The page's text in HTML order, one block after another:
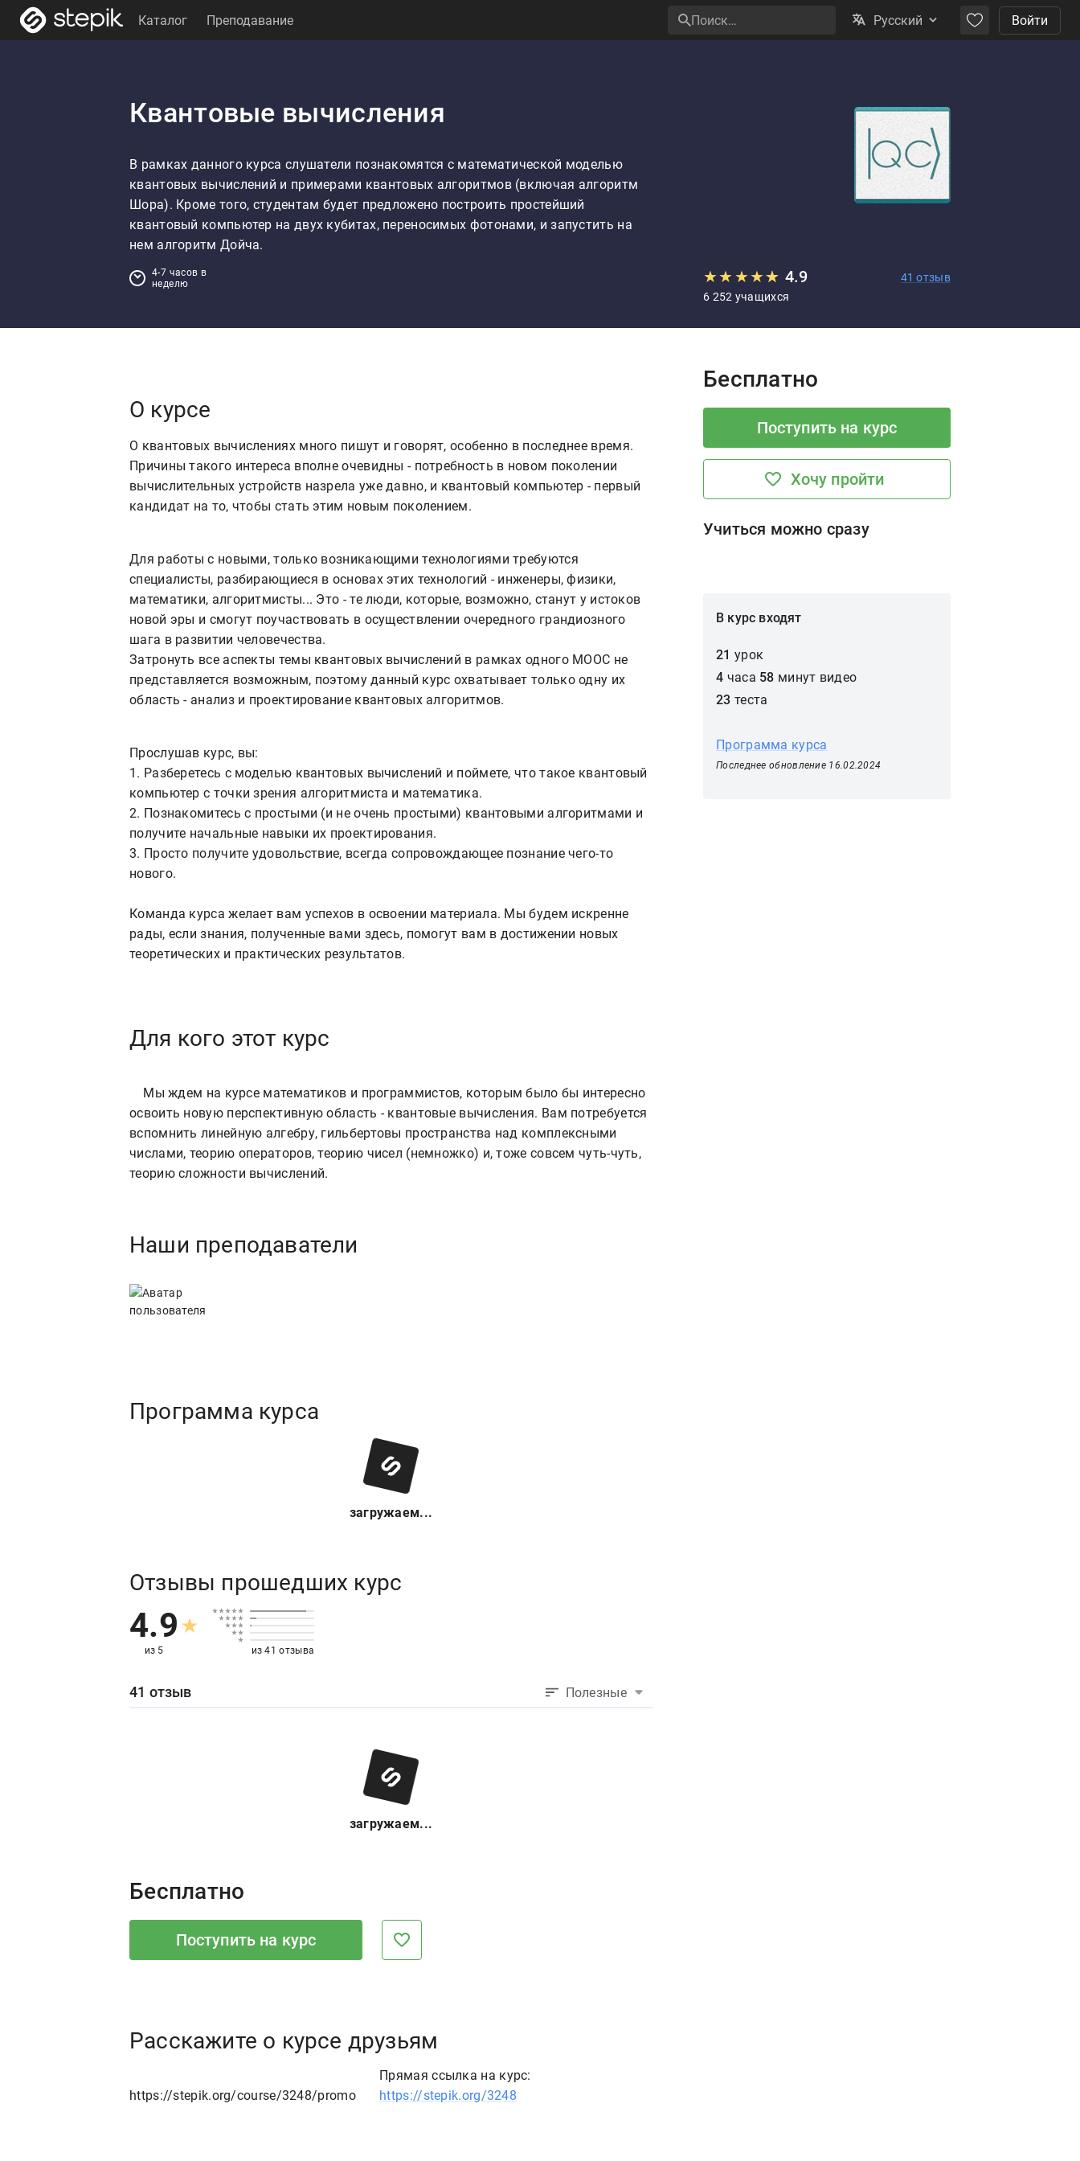
Каталог Преподавание Русский Войти
Квантовые вычисления
В рамках данного курса слушатели познакомятся с математической моделью
квантовых вычислений и примерами квантовых алгоритмов (включая алгоритм
Шора). Кроме того, студентам будет предложено построить простейший
квантовый компьютер на двух кубитах, переносимых фотонами, и запустить на
нем алгоритм Дойча.
4-7 часов в
неделю
★★★★★
★ 4.9
41 отзыв
6 252 учащихся
О курсе
О квантовых вычислениях много пишут и говорят, особенно в последнее время.
Причины такого интереса вполне очевидны - потребность в новом поколении
вычислительных устройств назрела уже давно, и квантовый компьютер - первый
кандидат на то, чтобы стать этим новым поколением.
Для работы с новыми, только возникающими технологиями требуются
специалисты, разбирающиеся в основах этих технологий - инженеры, физики,
математики, алгоритмисты... Это - те люди, которые, возможно, станут у истоков
новой эры и смогут поучаствовать в осуществлении очередного грандиозного
шага в развитии человечества.
Затронуть все аспекты темы квантовых вычислений в рамках одного MOOC не
представляется возможным, поэтому данный курс охватывает только одну их
область - анализ и проектирование квантовых алгоритмов.
Прослушав курс, вы:
1. Разберетесь с моделью квантовых вычислений и поймете, что такое квантовый
компьютер с точки зрения алгоритмиста и математика.
2. Познакомитесь с простыми (и не очень простыми) квантовыми алгоритмами и
получите начальные навыки их проектирования.
3. Просто получите удовольствие, всегда сопровождающее познание чего-то
нового.
Команда курса желает вам успехов в освоении материала. Мы будем искренне
рады, если знания, полученные вами здесь, помогут вам в достижении новых
теоретических и практических результатов.
Для кого этот курс
освоить новую перспективную область - квантовые вычисления. Вам потребуется
вспомнить линейную алгебру, гильбертовы пространства над комплексными
числами, теорию операторов, теорию чисел (немножко) и, тоже совсем чуть-чуть,
Наши преподаватели
Программа курса
загружаем...
Отзывы прошедших курс
4.9
из 5 из 41 отзыва
41 отзыв Полезные
загружаем...
Price:
Бесплатно
Поступить на курс
Расскажите о курсе друзьям
https://stepik.org/course/3248/promo
Прямая ссылка на курс:
https://stepik.org/3248
Price:
Бесплатно
Поступить на курс
Хочу пройти
Учиться можно сразу
В курс входят
21 урок
4 часа 58 минут видео
23 теста
Программа курса
Последнее обновление 16.02.2024